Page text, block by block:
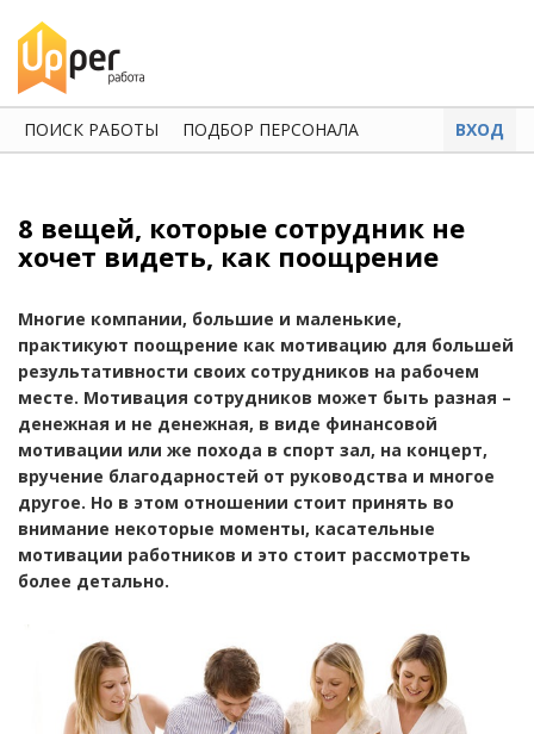
ПОИСК РАБОТЫ ПОДБОР ПЕРСОНАЛА ВХОД
8 вещей, которые сотрудник не
хочет видеть, как поощрение
Многие компании, большие и маленькие,
практикуют поощрение как мотивацию для большей
результативности своих сотрудников на рабочем
месте. Мотивация сотрудников может быть разная –
денежная и не денежная, в виде финансовой
мотивации или же похода в спорт зал, на концерт,
вручение благодарностей от руководства и многое
другое. Но в этом отношении стоит принять во
внимание некоторые моменты, касательные
мотивации работников и это стоит рассмотреть
более детально.